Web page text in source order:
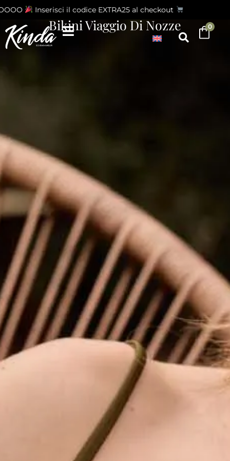
Inserisci il codice EXTRA25 al checkout
0
Bikini Viaggio Di Nozze